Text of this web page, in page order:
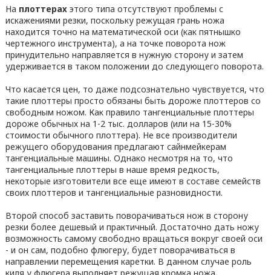
На плоттерахэтого типа отсутствуют проблемы с
искажениями резки, поскольку режущая грань ножа
находится точно на математической оси (как пятнышко
чертежного инструмента), а на точке поворота нож
принудительно направляется в нужную сторону и затем
удерживается в таком положении до следующего поворота.
Что касается цен, то даже подсознательно чувствуется, что
такие плоттеры просто обязаны быть дороже плоттеров со
свободным ножом. Как правило тангенциальные плоттеры
дороже обычных на 1-2 тыс. долларов (или на 15-30%
стоимости обычного плоттера). Не все производители
режущего оборудования предлагают сайнмейкерам
тангенциальные машины. Однако несмотря на то, что
тангенциальные плоттеры в наше время редкость,
некоторые изготовители все еще имеют в составе семейств
своих плоттеров и тангенциальные разновидности.
Второй способ заставить поворачиваться нож в сторону
резки более дешевый и практичный. Достаточно дать ножу
возможность самому свободно вращаться вокруг своей оси
- и он сам, подобно флюгеру, будет поворачиваться в
направлении перемещения каретки. В данном случае роль